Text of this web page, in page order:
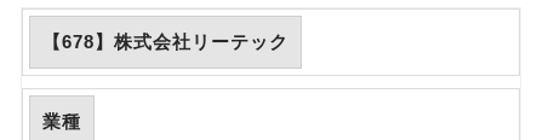
【678】株式会社リーテック
業種